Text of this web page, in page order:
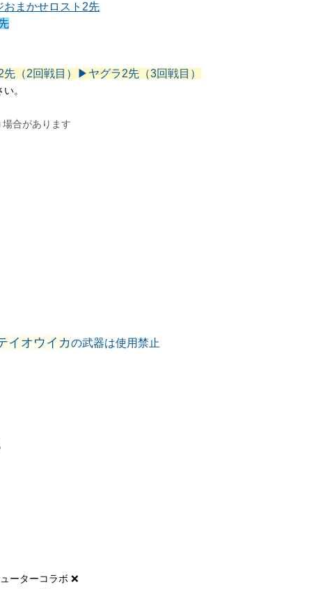
おまかせロスト2先
（2回戦目）▶︎ヤグラ2先（3回戦目）
。
合があります
イオウイカの武器は使用禁止
ーターコラボ ❌